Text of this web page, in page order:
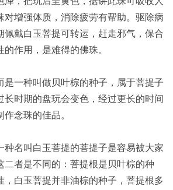
对增强体质，消除疲劳有帮助。驱除病
佩戴白玉菩提可转运，赶走邪气，保合
作用，是难得的佛珠。
是一种叫做贝叶棕的种子，属于菩提子
长时期的盘玩会变色，经过更长的时间
念珠的佳品。
种名叫白玉菩提的菩提子是容易被大家
二者是不同的：菩提根是贝叶棕的种
，白玉菩提并非油棕的种子，菩提根多